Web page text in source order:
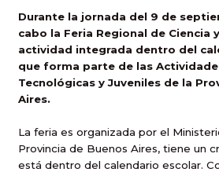
Durante la jornada del 9 de
cabo la Feria Regional de Ciencia
actividad integrada dentro del
que forma parte de las
Tecnológicas y Juveniles de la
Aires.
La feria es organizada por el
Provincia de Buenos Aires, tiene un
está dentro del calendario escolar.